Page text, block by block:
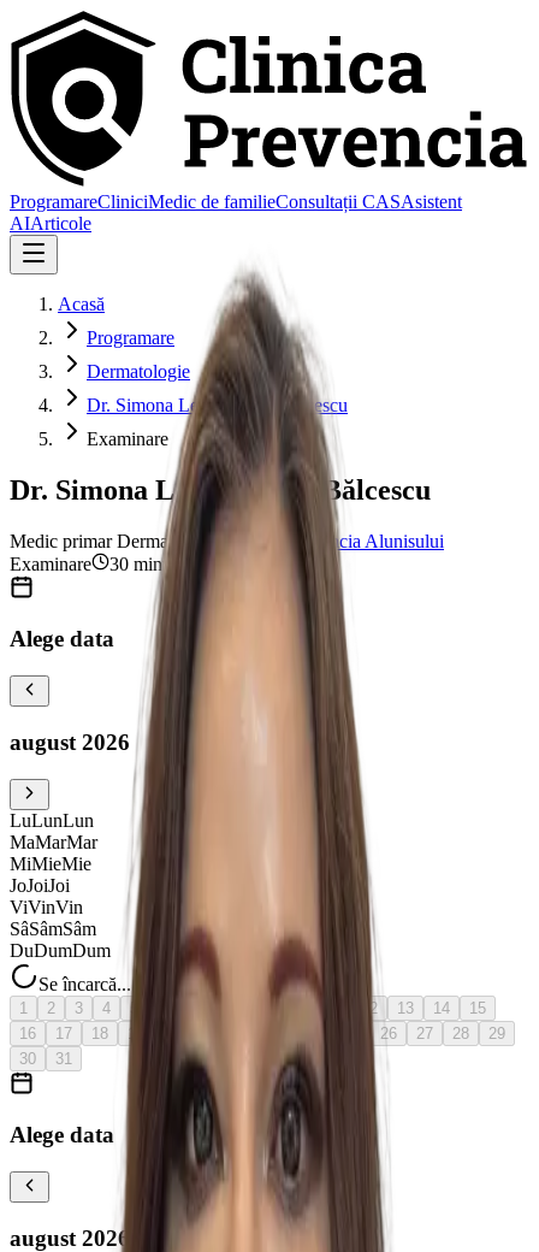
ProgramareCliniciMedic de familieConsultații CASAsistent
AIArticole
Acasă
Programare
Dermatologie
Dr. Simona Letiția Dima-Bălcescu
Examinare
Dr. Simona Letiția Dima-Bălcescu
Medic primar Dermatologie
Clinica Prevencia Alunisului
Examinare
30 minute
Alege data
august 2026
LuLunLun
MaMarMar
MiMieMie
JoJoiJoi
ViVinVin
SâSâmSâm
DuDumDum
Se încarcă...
1 2 3 4 5 azi 12 13 14
15
16
17 18 19 26 27 28
29
30
31
Alege data
august 2026